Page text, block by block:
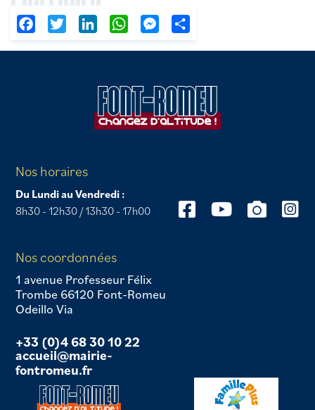
FacebookTwitter LinkedIn WhatsAppMessenger
Nos horaires
Du Lundi au Vendredi :
8h30 - 12h30 / 13h30 - 17h00
Nos coordonnées
1 avenue Professeur Félix
Trombe 66120 Font-Romeu
Odeillo Via
+33 (0)4 68 30 10 22
accueil@mairie-
fontromeu.fr